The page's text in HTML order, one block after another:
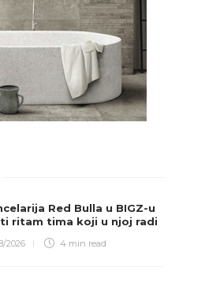
Red Bulla u BIGZ-u
ritam tima koji u njoj radi
2026 4 min read